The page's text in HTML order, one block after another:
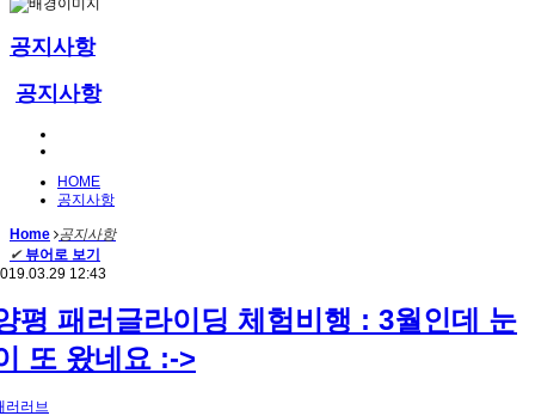
공지사항
공지사항
HOME
공지사항
Home
공지사항
✔ 뷰어로 보기
12:43
평 패러글라이딩 체험비행 : 3월인데 눈
또 왔네요 :->
러러브